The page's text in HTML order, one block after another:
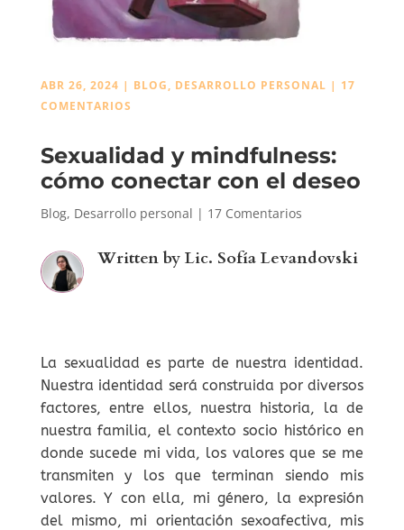
ABR 26, 2024 | BLOG, DESARROLLO PERSONAL | 17
COMENTARIOS
Sexualidad y mindfulness:
cómo conectar con el deseo
Blog, Desarrollo personal | 17 Comentarios
Written by Lic. Sofía Levandovski
La sexualidad es parte de nuestra identidad.
Nuestra identidad será construida por diversos
factores, entre ellos, nuestra historia, la de
nuestra familia, el contexto socio histórico en
donde sucede mi vida, los valores que se me
transmiten y los que terminan siendo mis
valores. Y con ella, mi género, la expresión
del mismo, mi orientación sexoafectiva, mis